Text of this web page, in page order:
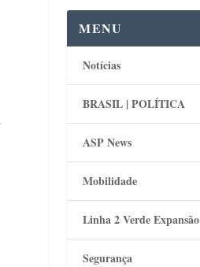
MENU
Notícias
BRASIL | POLÍTICA
ASP News
Mobilidade
Linha 2 Verde Expansão
Segurança